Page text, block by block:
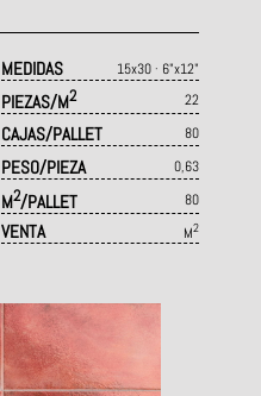
MEDIDAS 15x30 · 6"x12"
PIEZAS/M2 22
CAJAS/PALLET 80
PESO/PIEZA 0,63
M2/PALLET 80
VENTA M2